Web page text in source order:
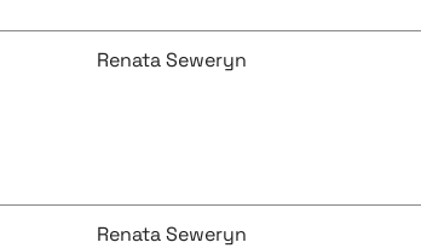
Renata Seweryn
Renata Seweryn